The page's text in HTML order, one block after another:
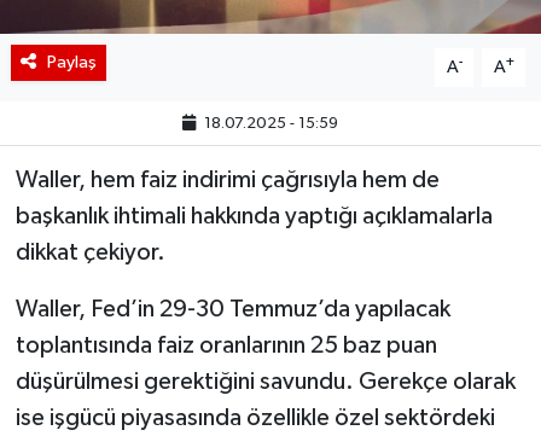
Paylaş A- A+
18.07.2025 - 15:59
Waller, hem faiz indirimi çağrısıyla hem de
başkanlık ihtimali hakkında yaptığı açıklamalarla
dikkat çekiyor.
Waller, Fed’in 29-30 Temmuz’da yapılacak
toplantısında faiz oranlarının 25 baz puan
düşürülmesi gerektiğini savundu. Gerekçe olarak
ise işgücü piyasasında özellikle özel sektördeki